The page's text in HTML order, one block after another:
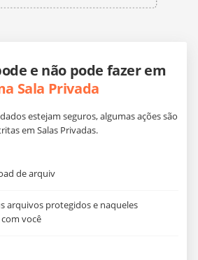
e não pode fazer em
Sala Privada
estejam seguros, algumas ações são
em Salas Privadas.
de arquiv
arquivos protegidos e naqueles
você